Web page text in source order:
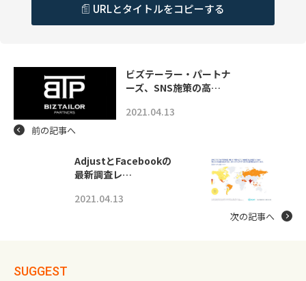
URLとタイトルをコピーする
ビズテーラー・パートナ
ーズ、SNS施策の高…
2021.04.13
前の記事へ
AdjustとFacebookの
最新調査レ…
2021.04.13
次の記事へ
SUGGEST